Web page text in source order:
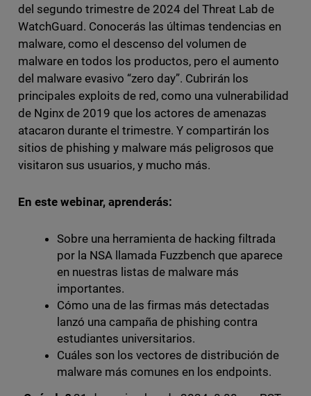
del segundo trimestre de 2024 del Threat Lab de
WatchGuard. Conocerás las últimas tendencias en
malware, como el descenso del volumen de
malware en todos los productos, pero el aumento
del malware evasivo “zero day”. Cubrirán los
principales exploits de red, como una vulnerabilidad
de Nginx de 2019 que los actores de amenazas
atacaron durante el trimestre. Y compartirán los
sitios de phishing y malware más peligrosos que
visitaron sus usuarios, y mucho más.
En este webinar, aprenderás:
Sobre una herramienta de hacking filtrada
por la NSA llamada Fuzzbench que aparece
en nuestras listas de malware más
importantes.
Cómo una de las firmas más detectadas
lanzó una campaña de phishing contra
estudiantes universitarios.
Cuáles son los vectores de distribución de
malware más comunes en los endpoints.